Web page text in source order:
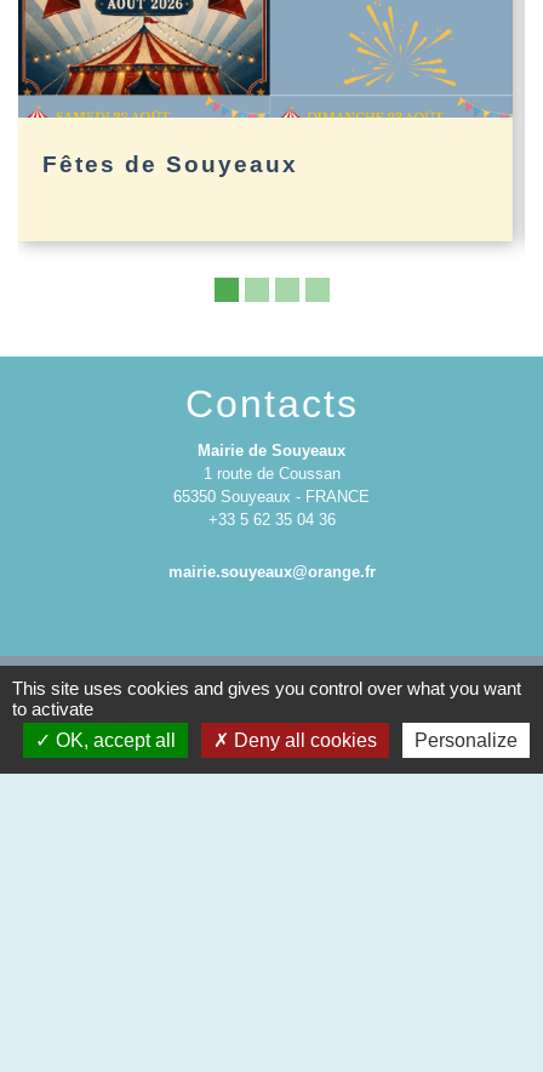
Fêtes de Souyeaux
Contacts
Mairie de Souyeaux
1 route de Coussan
65350 Souyeaux - FRANCE
+33 5 62 35 04 36
mairie.souyeaux@orange.fr
Partenaires
This site uses cookies and gives you control over what you want
to activate
OK, accept all
Deny all cookies Personalize